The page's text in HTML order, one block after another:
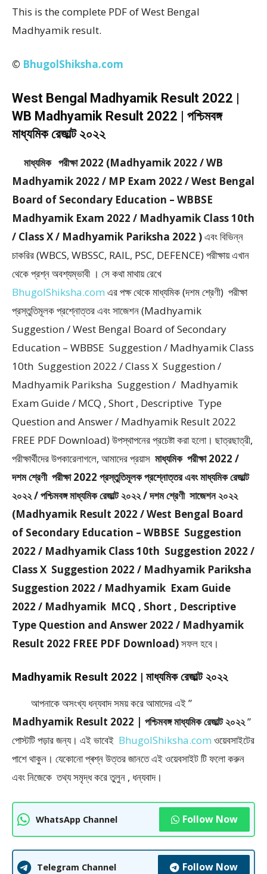
This is the complete PDF of West Bengal
Madhyamik result.
© BhugolShiksha.com
West Bengal Madhyamik Result 2022 |
WB Madhyamik Result 2022 | পশ্চিমবঙ্গ
মাধ্যমিক রেজাল্ট ২০২২
মাধ্যমিক পরীক্ষা 2022 (Madhyamik 2022 / WB
Madhyamik 2022 / MP Exam 2022 / West Bengal
Board of Secondary Education – WBBSE
Madhyamik Exam 2022 / Madhyamik Class 10th
/ Class X / Madhyamik Pariksha 2022 )এবং বিভিন্ন
চাকরির (WBCS, WBSSC, RAIL, PSC, DEFENCE) পরীক্ষায় এখান
থেকে প্রশ্ন অবশ্যম্ভাবী । সে কথা মাথায় রেখে
BhugolShiksha.com এর পক্ষ থেকে মাধ্যমিক (দশম শ্রেণী) পরীক্ষা
প্রস্তুতিমূলক প্রশ্নোত্তর এবং সাজেশন (Madhyamik
Suggestion / West Bengal Board of Secondary
Education – WBBSE Suggestion / Madhyamik Class
10th Suggestion 2022 / Class X Suggestion /
Madhyamik Pariksha Suggestion / Madhyamik
Exam Guide / MCQ , Short , Descriptive Type
Question and Answer / Madhyamik Result 2022
FREE PDF Download) উপস্থাপনের প্রচেষ্টা করা হলাে। ছাত্রছাত্রী,
পরীক্ষার্থীদের উপকারেলাগলে, আমাদের প্রয়াস মাধ্যমিক পরীক্ষা 2022 /
দশম শ্রেণী পরীক্ষা 2022 প্রস্তুতিমূলক প্রশ্নোত্তর এবং মাধ্যমিক রেজাল্ট
২০২২ / পশ্চিমবঙ্গ মাধ্যমিক রেজাল্ট ২০২২ / দশম শ্রেণী সাজেশন ২০২২
(Madhyamik Result 2022 / West Bengal Board
of Secondary Education – WBBSE Suggestion
2022 / Madhyamik Class 10th Suggestion 2022 /
Class X Suggestion 2022 / Madhyamik Pariksha
Suggestion 2022 / Madhyamik Exam Guide
2022 / Madhyamik MCQ , Short , Descriptive
Type Question and Answer 2022 / Madhyamik
Result 2022 FREE PDF Download)সফল হবে।
Madhyamik Result 2022 | মাধ্যমিক রেজাল্ট ২০২২
আপনাকে অসংখ্য ধন্যবাদ সময় করে আমাদের এই ”
Madhyamik Result 2022 | পশ্চিমবঙ্গ মাধ্যমিক রেজাল্ট ২০২২”
পােস্টটি পড়ার জন্য। এই ভাবেই BhugolShiksha.com ওয়েবসাইটের
পাশে থাকুন। যেকোনো প্ৰশ্ন উত্তর জানতে এই ওয়েবসাইট টি ফলাে করুন
এবং নিজেকে তথ্য সমৃদ্ধ করে তুলুন , ধন্যবাদ।
WhatsApp Channel Follow Now
Telegram Channel Follow Now